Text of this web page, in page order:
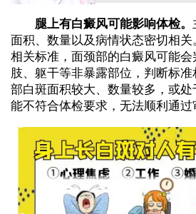
肤状况。为避免因白
临时遮盖隐瞒，可
疗，控制并缩小白
准，顺利完成参军意
腿上有白癜风可能影响体检。
面积、数量以及病情状态密切相
相关标准，面颈部的白癜风可能
肢、躯干等非暴露部位，判断标
部白斑面积较大、数量较多，或
能不符合体检要求，无法顺利通过